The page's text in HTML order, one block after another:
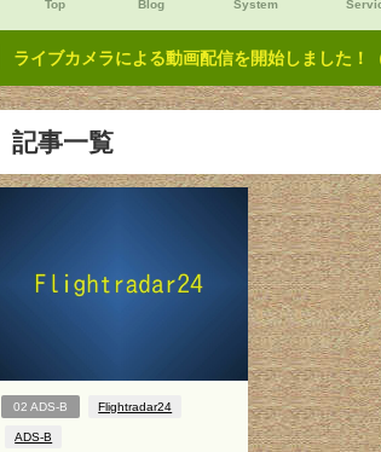
Top Blog System
ライブカメラによる動画配信を開始しました！
記事一覧
02 ADS-B Flightradar24
ADS-B